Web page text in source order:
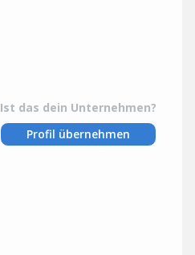
Ist das dein Unternehmen?
Profil übernehmen